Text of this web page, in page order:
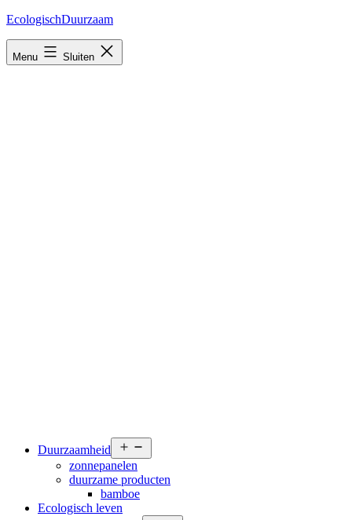
Ga
inhoud
EcologischDuurzaam
Menu Sluiten
Duurzaamheid
menu
zonnepanelen
duurzame producten
bamboe
Ecologisch leven